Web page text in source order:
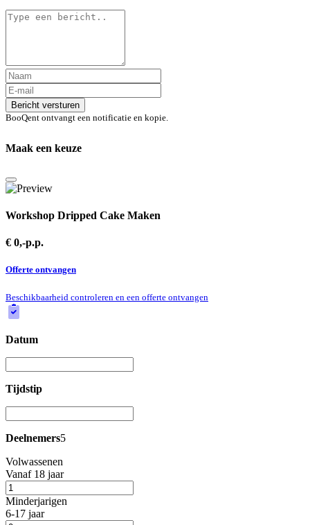
Bericht versturen
BooQent ontvangt een notificatie en kopie.
Maak een keuze
Workshop Dripped Cake Maken
€ 0,-p.p.
Offerte ontvangen
Beschikbaarheid controleren en een offerte ontvangen
Datum
Tijdstip
Deelnemers5
Volwassenen
Vanaf 18 jaar
Minderjarigen
6-17 jaar